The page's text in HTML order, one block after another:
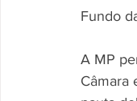
Fundo
A MP
Câmara